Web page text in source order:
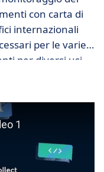
con carta di
internazionali
per le varie
per diversi usi.
della
fare è
sarà
modello di